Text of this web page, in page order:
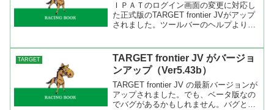
ＩＰＡＴのログイン画面の変更に対応し
た正式版のTARGET frontier JVがアップ
されました。ツールバーのヘルプより半
ださい。今回のバージョンではパスワー
ドを...
TARGET
TARGET frontier JV がバージョ
ンアップ（Ver5.43b）
TARGET frontier JV の最新バージョンが
アップされました。でも、ベータ版なの
でバグがあるかもしれません。バグと言